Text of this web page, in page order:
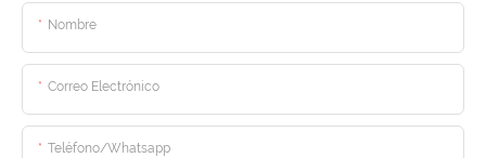
Nombre
Correo Electrónico
Teléfono/whatsapp